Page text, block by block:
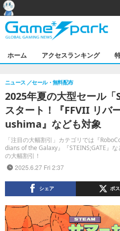
ホーム アクセスランキング
2025年夏の大型セール「
スタート！『FFVII リバ
ushima』なども対象
「注目の大幅割引」カテゴリでは『
dians of the Galaxy』『STEINS;GATE』
の大幅割引！
ニュース セール・無料配布
2025.6.27 Fri 2:37
シェア ポ